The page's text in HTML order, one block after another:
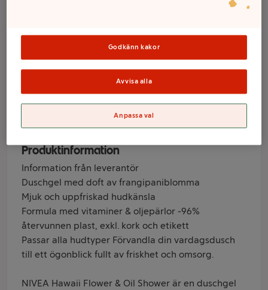
Flower & Oil
250ml Nivea
Varumärke
Produktinformation
Information från leverantör
Duschgel med doft av frangipaniblomma
Mjuk och uppfriskad hudkänsla
Formula med vitaminer & oljepärlor -96%
återvunnen plast, exkl. kork och etikett
Passar alla hudtyper Förvandla din vardagsdusch
till ett ögonblick fullt av friskhet och omsorg.
NIVEA Hawaii Flower & Oil Shower är en duschgel
Godkänn kakor
Avvisa alla
Anpassa val